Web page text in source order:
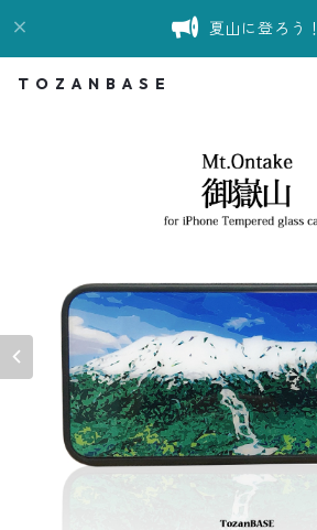
夏山に登ろう！
T O Z A N B A S E